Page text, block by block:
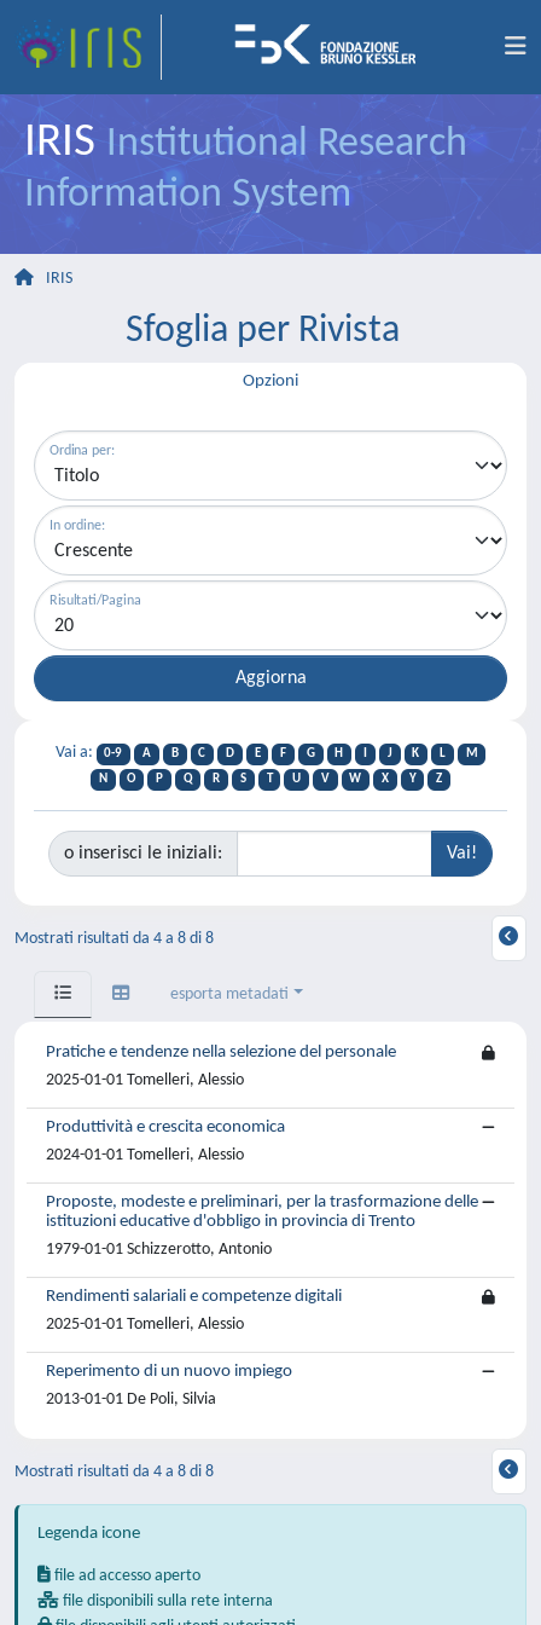
IRIS Institutional Research
Information System
IRIS
Sfoglia per Rivista
Opzioni
Ordina per:
In ordine:
Risultati/Pagina
Vai a: 0-9 A B C D E F G H J K L
M
N
O P Q R S T U V W X Y Z
o inserisci le iniziali:
Mostrati risultati da 4 a 8 di 8
esporta metadati
Pratiche e tendenze nella selezione del personale
2025-01-01 Tomelleri, Alessio
Produttività e crescita economica
2024-01-01 Tomelleri, Alessio
Proposte, modeste e preliminari, per la trasformazione delle
istituzioni educative d'obbligo in provincia di Trento
1979-01-01 Schizzerotto, Antonio
Rendimenti salariali e competenze digitali
2025-01-01 Tomelleri, Alessio
Reperimento di un nuovo impiego
2013-01-01 De Poli, Silvia
Mostrati risultati da 4 a 8 di 8
Legenda icone
file ad accesso aperto
file disponibili sulla rete interna